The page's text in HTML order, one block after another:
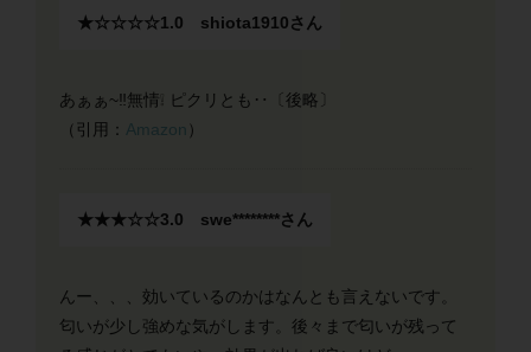
★☆☆☆☆1.0 shiota1910さん
あぁぁ~‼無情❕ ピクリとも‥〔後略〕
（引用： Amazon ）
★★★☆☆3.0 swe********さん
んー、、、効いているのかはなんとも言えないです。
匂いが少し強めな気がします。後々まで匂いが残って